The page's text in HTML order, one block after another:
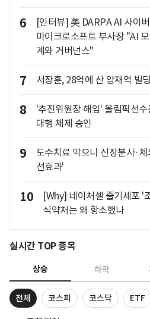
6
[인터뷰] 美 DARPA AI 사이
마이크로소프트 부사장 "AI
계와 거버넌스"
7 서장훈, 28억에 산 양재역 빌
8
'추진위원장 해임' 올림픽선
대행 체제 승인
9
도수치료 막으니 신장분사·
선효과'
10
[Why] 네이처셀 줄기세포 '
식약처는 왜 항소했나
실시간 TOP 종목
상승 하락
전체 코스피 코스닥 ETF